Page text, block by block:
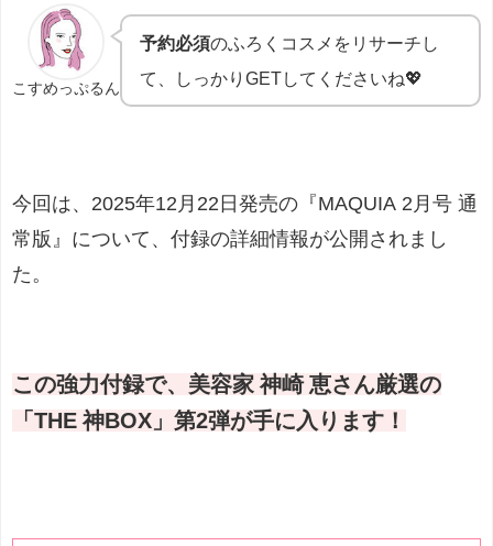
こすめっぷるん
予約必須のふろくコスメをリサーチし
て、しっかりGETしてくださいね💖
今回は、2025年12月22日発売の『MAQUIA 2月号 通
常版』について、付録の詳細情報が公開されまし
た。
この強力付録で、美容家 神崎 恵さん厳選の
「THE 神BOX」第2弾が手に入ります！